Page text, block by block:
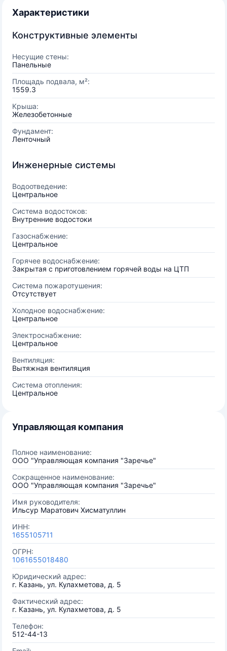
Характеристики
Конструктивные элементы
Несущие стены:
Панельные
Площадь подвала, м²:
1559.3
Крыша:
Железобетонные
Фундамент:
Ленточный
Инженерные системы
Водоотведение:
Центральное
Система водостоков:
Внутренние водостоки
Газоснабжение:
Центральное
Горячее водоснабжение:
Закрытая с приготовлением горячей воды на ЦТП
Система пожаротушения:
Отсутствует
Холодное водоснабжение:
Центральное
Электроснабжение:
Центральное
Вентиляция:
Вытяжная вентиляция
Система отопления:
Центральное
Управляющая компания
Полное наименование:
ООО "Управляющая компания "Заречье"
Сокращенное наименование:
ООО "Управляющая компания "Заречье"
Имя руководителя:
Ильсур Маратович Хисматуллин
ИНН:
1655105711
ОГРН:
1061655018480
Юридический адрес:
г. Казань, ул. Кулахметова, д. 5
Фактический адрес:
г. Казань, ул. Кулахметова, д. 5
Телефон:
512-44-13